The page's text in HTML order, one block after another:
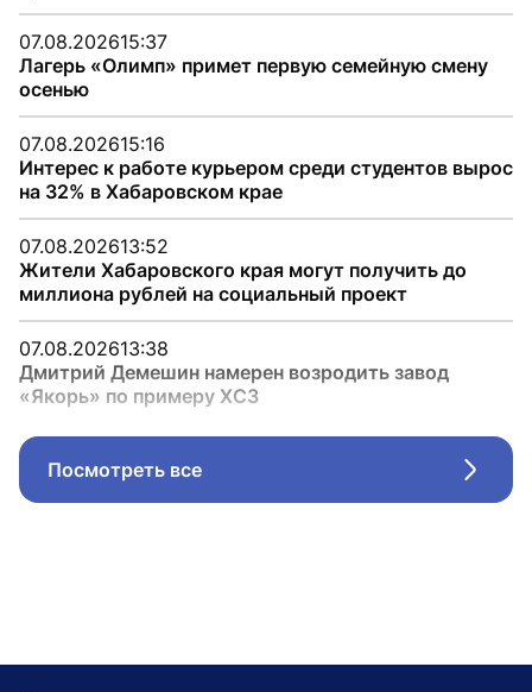
07.08.202615:37
Лагерь «Олимп» примет первую семейную смену
осенью
07.08.202615:16
Интерес к работе курьером среди студентов вырос
на 32% в Хабаровском крае
07.08.202613:52
Жители Хабаровского края могут получить до
миллиона рублей на социальный проект
07.08.202613:38
Дмитрий Демешин намерен возродить завод
«Якорь» по примеру ХСЗ
Посмотреть все